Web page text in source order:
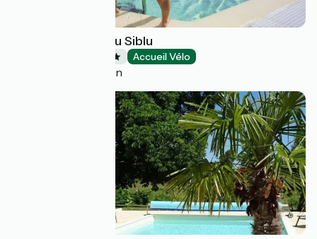
Camping Le Pipiou Siblu
Accueil Vélo
Parentis-en-Born